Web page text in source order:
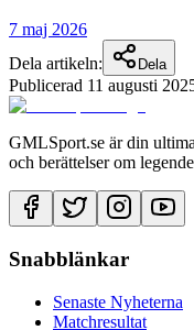
7 maj 2026
Dela artikeln:
Dela
Publicerad 11 augusti
GMLSport.se är din
och berättelser om
Snabblänkar
Senaste Nyheterna
Matchresultat